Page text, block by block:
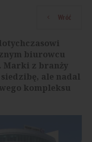
Wróć
biurowcu
Marki z branży
ale nadal
kompleksu